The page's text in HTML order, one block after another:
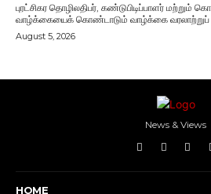
புரட்சிகர தொழிலதிபர், கண்டுபிடிப்பாளர் மற்றும்
வாழ்க்கையைக் கொண்டாடும் வாழ்க்கை வரலாற்றுப்
August 5, 2026
News & Views
HOME